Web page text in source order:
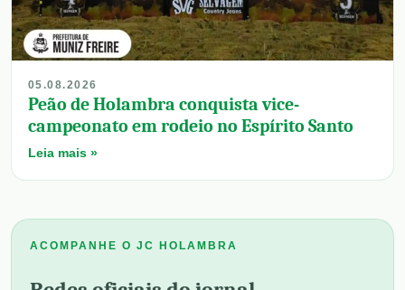
05.08.2026
Peão de Holambra conquista vice-
campeonato em rodeio no Espírito Santo
Leia mais »
ACOMPANHE O JC HOLAMBRA